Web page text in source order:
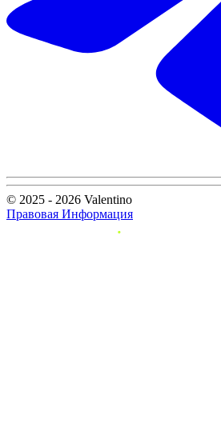
© 2025 - 2026 Valentino
Правовая Информация